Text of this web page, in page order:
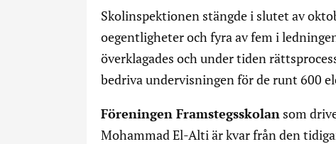
Skolinspektionen stängde i slutet av
oegentligheter och fyra av fem i
överklagades och under tiden
bedriva undervisningen för de runt 600
Föreningen Framstegsskolan som
Mohammad El-Alti är kvar från den